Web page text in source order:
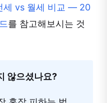
세 vs 월세 비교 — 20
를 참고해보시는 것
않으셨나요?